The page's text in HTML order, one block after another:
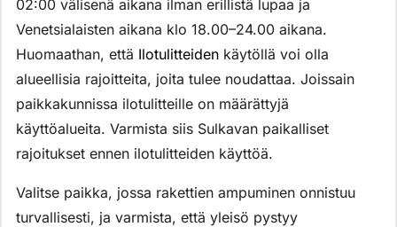
02:00 välisenä aikana ilman erillistä lupaa ja
Venetsialaisten aikana klo 18.00–24.00 aikana.
Huomaathan, että Ilotulitteiden käytöllä voi olla
alueellisia rajoitteita, joita tulee noudattaa. Joissain
paikkakunnissa ilotulitteille on määrättyjä
käyttöalueita. Varmista siis Sulkavan paikalliset
rajoitukset ennen ilotulitteiden käyttöä.
Valitse paikka, jossa rakettien ampuminen onnistuu
turvallisesti, ja varmista, että yleisö pystyy